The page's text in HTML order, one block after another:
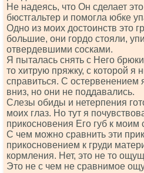
Не надеясь, что Он сделает
бюстгальтер и помогла юбке
Одно из моих достоинств это
большие, они гордо стояли,
отвердевшими сосками.
Я пыталась снять с Него
то хитрую пряжку, с которой я
справиться. С остервенением
вниз, но они не поддавались.
Слезы обиды и нетерпения
моих глаз. Но тут я
прикосновения Его губ к моим
С чем можно сравнить эти
прикосновением к груди
кормления. Нет, это не то
Это не с чем не сравнимое